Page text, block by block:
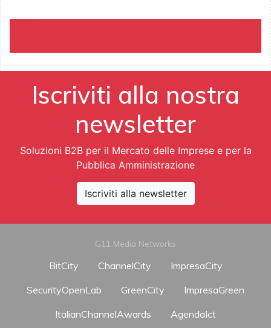
Iscriviti alla nostra
newsletter
Soluzioni B2B per il Mercato delle Imprese e per la
Pubblica Amministrazione
Iscriviti alla newsletter
G11 Media Networks
BitCity ChannelCity
ImpresaCity
SecurityOpenLab
GreenCity
ImpresaGreen
ItalianChannelAwards
AgendaIct